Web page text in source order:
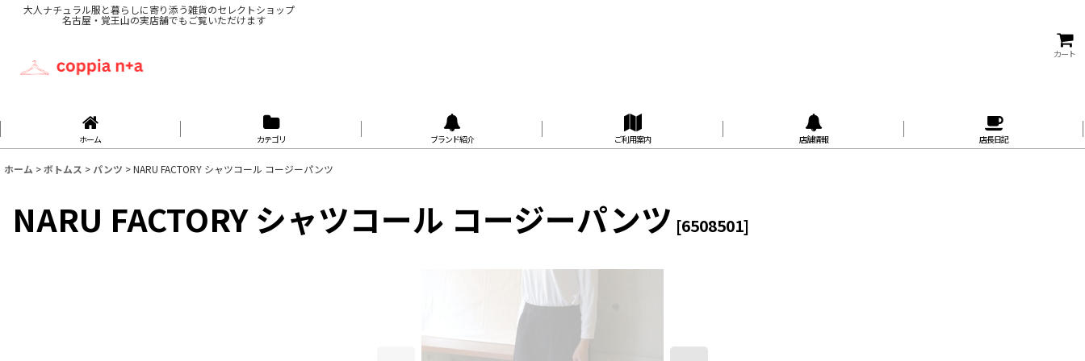
大人ナチュラル服と暮らしに寄り添う雑貨のセレクトショップ
名古屋・覚王山の実店舗でもご覧いただけます
カート
ホーム カテゴリ ブランド紹介 ご利用案内 店舗情報 店長日記
ホーム >ボトムス > パンツ >NARU FACTORY シャツコール コージーパンツ
NARU FACTORY シャツコール コージーパンツ [6508501]